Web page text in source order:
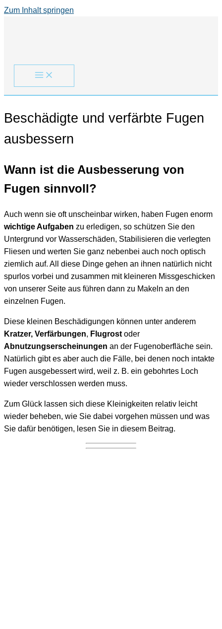
Zum Inhalt springen
Beschädigte und verfärbte Fugen
ausbessern
Wann ist die Ausbesserung von
Fugen sinnvoll?
Auch wenn sie oft unscheinbar wirken, haben Fugen enorm
wichtige Aufgaben zu erledigen, so schützen Sie den
Untergrund vor Wasserschäden, Stabilisieren die verlegten
Fliesen und werten Sie ganz nebenbei auch noch optisch
ziemlich auf. All diese Dinge gehen an ihnen natürlich nicht
spurlos vorbei und zusammen mit kleineren Missgeschicken
von unserer Seite aus führen dann zu Makeln an den
einzelnen Fugen.
Diese kleinen Beschädigungen können unter anderem
Kratzer, Verfärbungen, Flugrost oder
Abnutzungserscheinungen an der Fugenoberfläche sein.
Natürlich gibt es aber auch die Fälle, bei denen noch intakte
Fugen ausgebessert wird, weil z. B. ein gebohrtes Loch
wieder verschlossen werden muss.
Zum Glück lassen sich diese Kleinigkeiten relativ leicht
wieder beheben, wie Sie dabei vorgehen müssen und was
Sie dafür benötigen, lesen Sie in diesem Beitrag.